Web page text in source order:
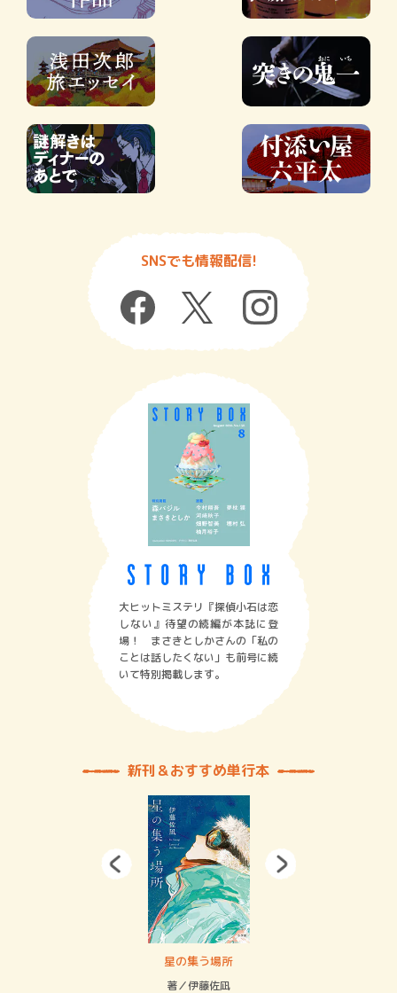
SNSでも情報配信!
大ヒットミステリ『探偵小石は恋
しない』待望の続編が本誌に登
場！ まさきとしかさんの「私の
ことは話したくない」も前号に続
いて特別掲載します。
新刊＆おすすめ単行本
星の集う場所
著／伊藤佐凪